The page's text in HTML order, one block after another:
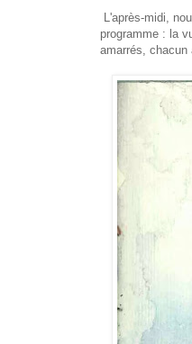
L'après-midi,
programme : la
amarrés,